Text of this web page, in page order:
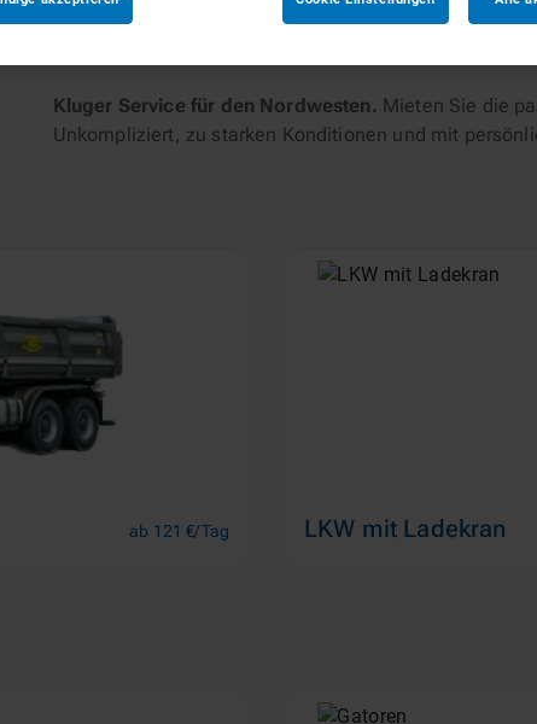
Kluger Service für den Nordwesten. Mieten Sie die
Unkompliziert, zu starken Konditionen und mit
ab 121 €/Tag LKW mit Ladekran